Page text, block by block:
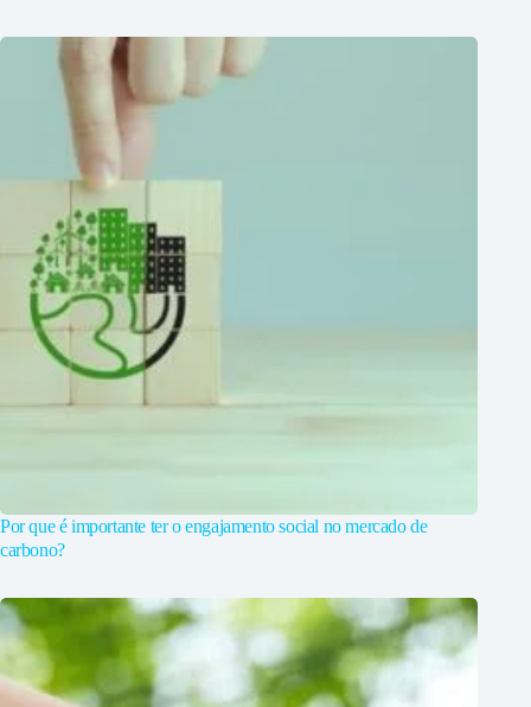
Por que é importante ter o engajamento social no mercado de
carbono?